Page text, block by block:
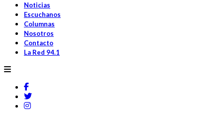
Noticias
Escuchanos
Columnas
Nosotros
Contacto
La Red 94.1